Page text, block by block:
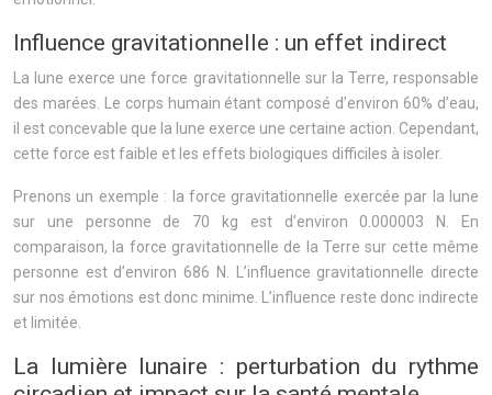
Influence gravitationnelle : un effet indirect
La lune exerce une force gravitationnelle sur la Terre, responsable
des marées. Le corps humain étant composé d’environ 60% d’eau,
il est concevable que la lune exerce une certaine action. Cependant,
cette force est faible et les effets biologiques difficiles à isoler.
Prenons un exemple : la force gravitationnelle exercée par la lune
sur une personne de 70 kg est d’environ 0.000003 N. En
comparaison, la force gravitationnelle de la Terre sur cette même
personne est d’environ 686 N. L’influence gravitationnelle directe
sur nos émotions est donc minime. L’influence reste donc indirecte
et limitée.
La lumière lunaire : perturbation du rythme